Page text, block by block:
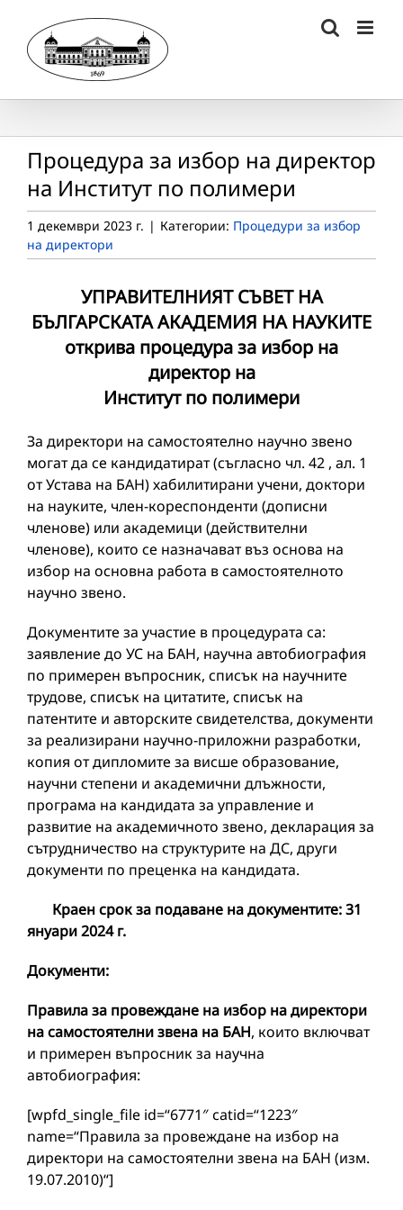
content
Процедура за избор на директор
на Институт по полимери
1 декември 2023 г. | Категории: Процедури за избор
на директори
УПРАВИТЕЛНИЯТ СЪВЕТ НА
БЪЛГАРСКАТА АКАДЕМИЯ НА НАУКИТЕ
открива процедура за избор на
директор на
Институт по полимери
За директори на самостоятелно научно звено
могат да се кандидатират (съгласно чл. 42 , ал. 1
от Устава на БАН) хабилитирани учени, доктори
на науките, член-кореспонденти (дописни
членове) или академици (действителни
членове), които се назначават въз основа на
избор на основна работа в самостоятелното
научно звено.
Документите за участие в процедурата са:
заявление до УС на БАН, научна автобиография
по примерен въпросник, списък на научните
трудове, списък на цитатите, списък на
патентите и авторските свидетелства, документи
за реализирани научно-приложни разработки,
копия от дипломите за висше образование,
научни степени и академични длъжности,
програма на кандидата за управление и
развитие на академичното звено, декларация за
сътрудничество на структурите на ДС, други
документи по преценка на кандидата.
Краен срок за подаване на документите:31
януари 2024г.
Документи:
Правила за провеждане на избор на директори
на самостоятелни звена на БАН, които включват
и примерен въпросник за научна
автобиография:
[wpfd_single_file id=“6771″ catid=“1223″
name=“Правила за провеждане на избор на
директори на самостоятелни звена на БАН (изм.
19.07.2010)“]